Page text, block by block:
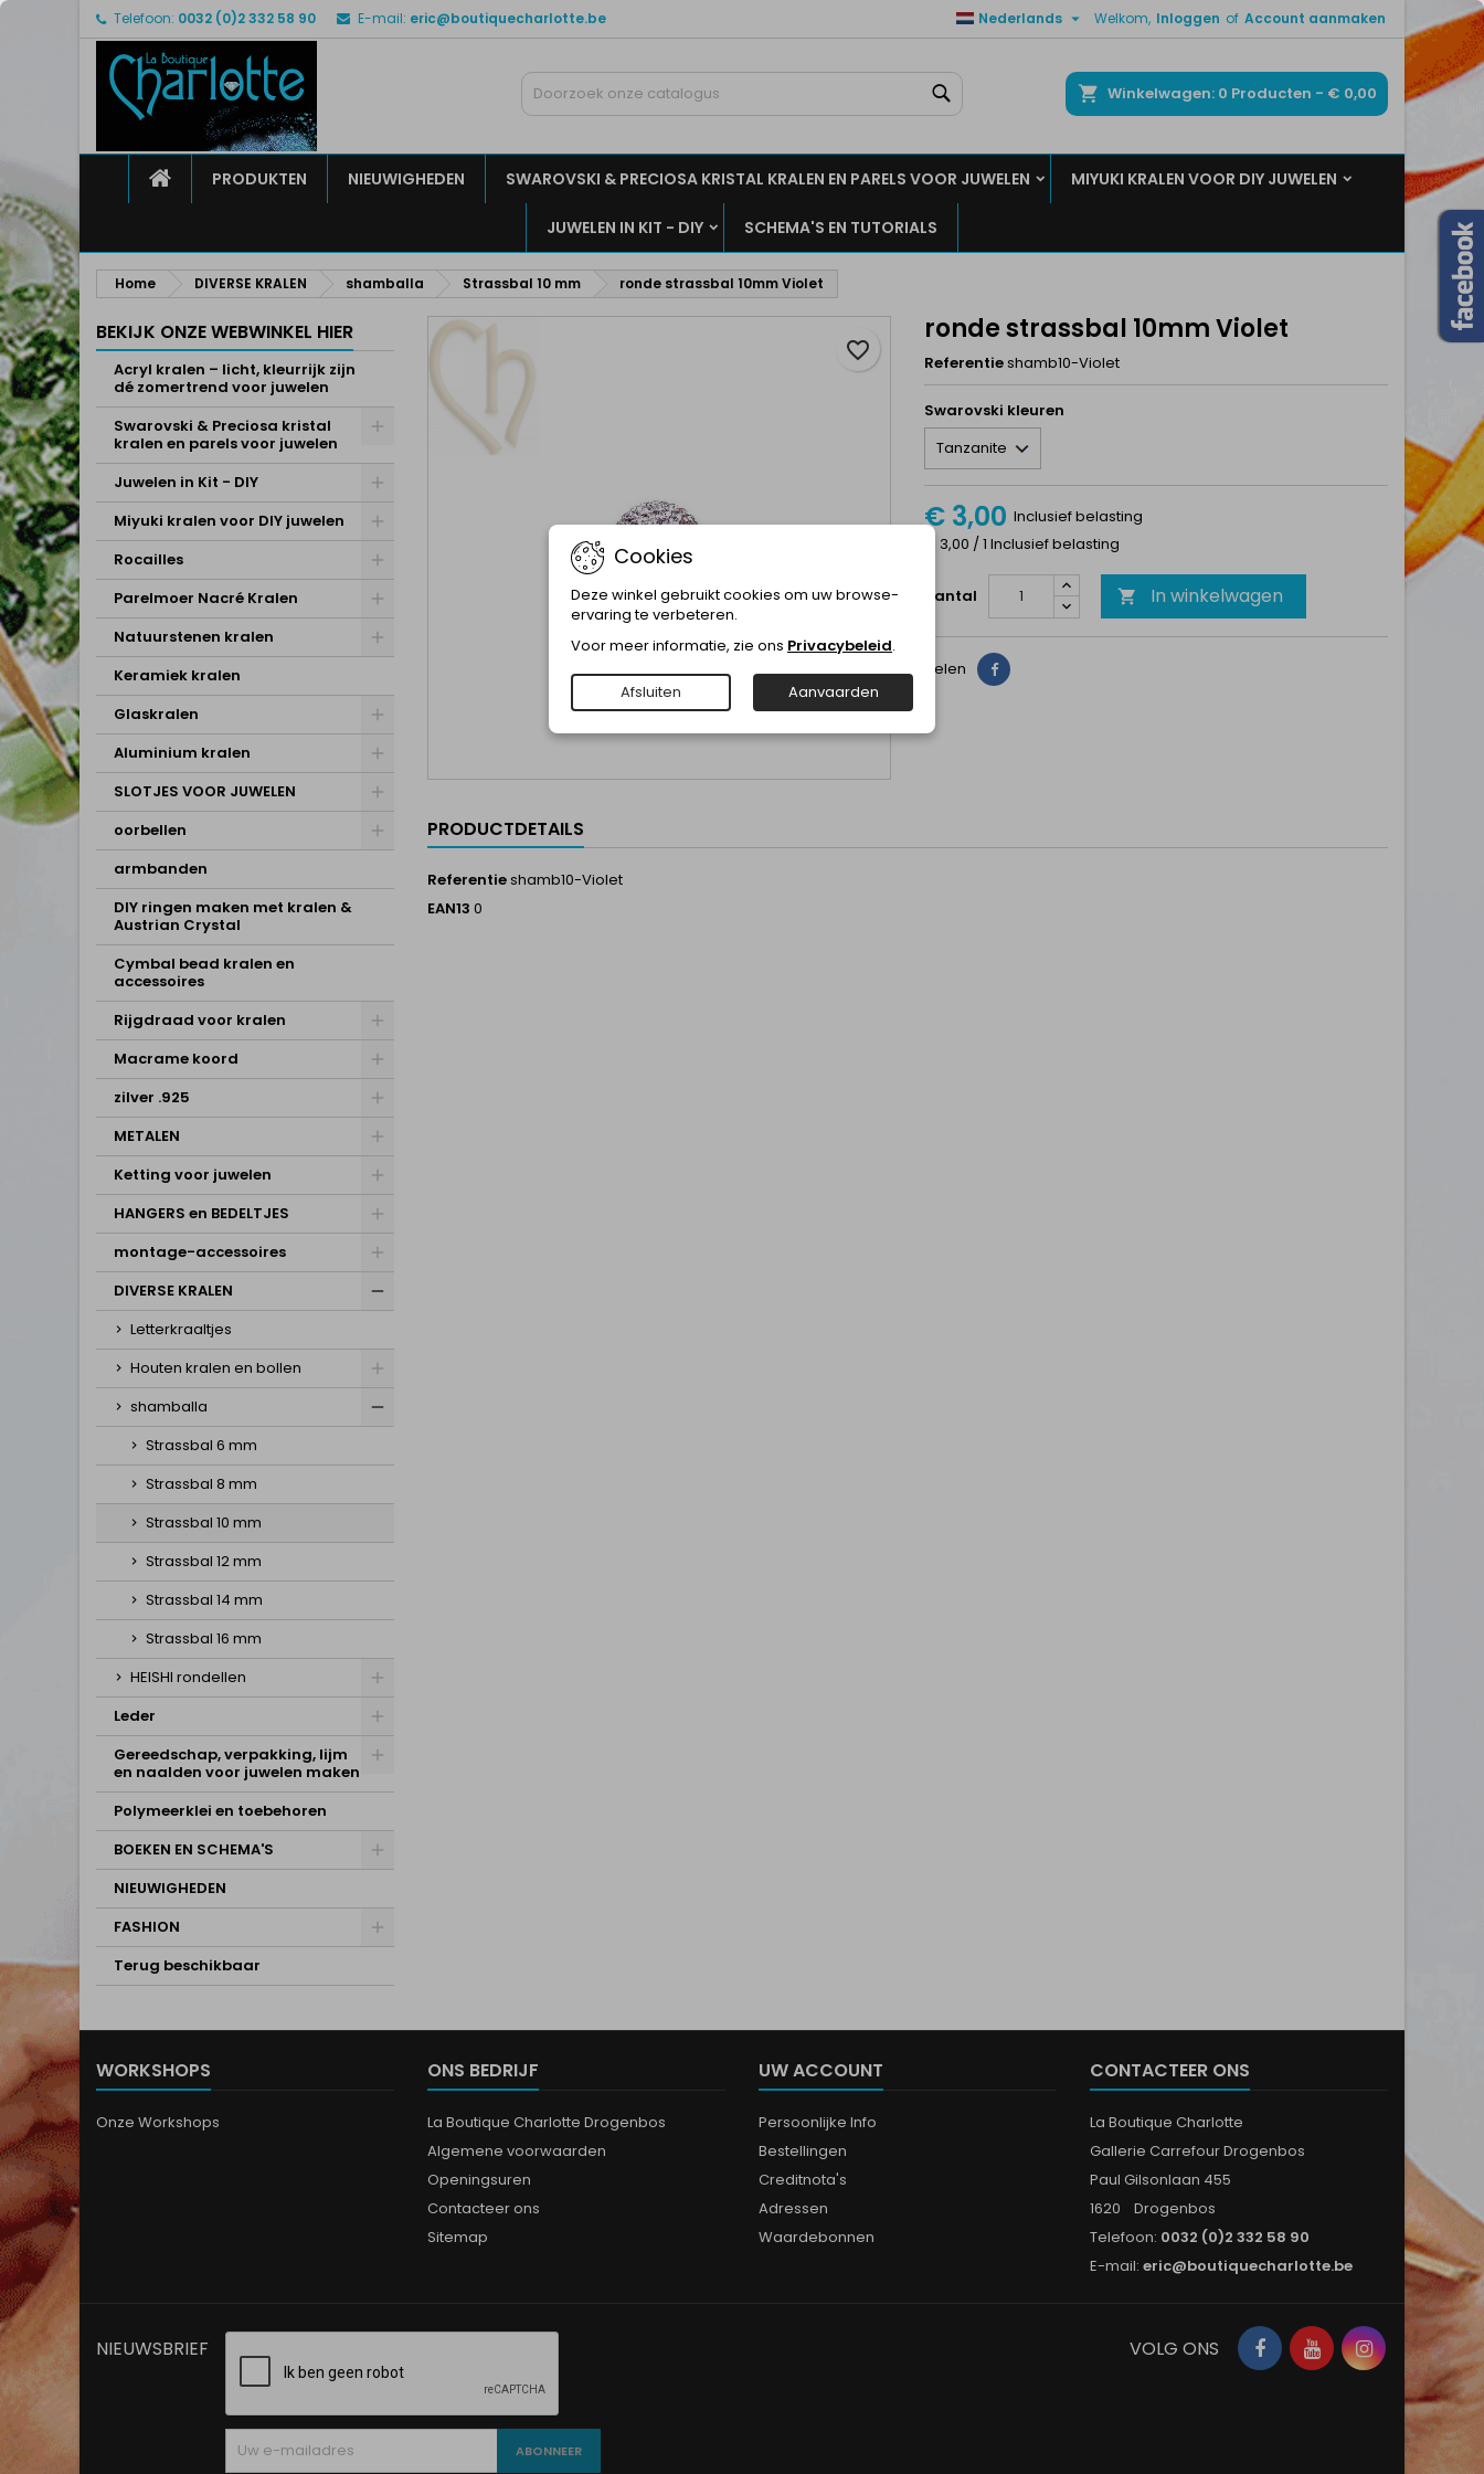
Telefoon: 0032 (0)2 332 58 90 E-mail: eric@boutiquecharlotte.be Welkom, Inloggen of Account aanmaken
Nederlands 
Winkelwagen 0 Producten - € 0,00
HOMEPRODUKTEN NIEUWIGHEDEN SWAROVSKI & PRECIOSA KRISTAL KRALEN EN PARELS VOOR JUWELEN MIYUKI KRALEN VOOR DIY JUWELEN
JUWELEN IN KIT - DIY SCHEMA'S EN TUTORIALS
Home DIVERSE KRALEN shamballa Strassbal 10 mm ronde strassbal 10mm Violet
BEKIJK ONZE WEBWINKEL HIER
Acryl kralen – licht, kleurrijk zijn
dé zomertrend voor juwelen
Swarovski & Preciosa kristal
kralen en parels voor juwelen
Juwelen in Kit - DIY
Miyuki kralen voor DIY juwelen
Rocailles
Parelmoer Nacré Kralen
Natuurstenen kralen
Keramiek kralen
Glaskralen
Aluminium kralen
SLOTJES VOOR JUWELEN
oorbellen
armbanden
DIY ringen maken met kralen &
Austrian Crystal
Cymbal bead kralen en
accessoires
Rijgdraad voor kralen
Macrame koord
zilver .925
METALEN
Ketting voor juwelen
HANGERS en BEDELTJES
montage-accessoires
DIVERSE KRALEN
Letterkraaltjes
Houten kralen en bollen
shamballa
Strassbal 6 mm
Strassbal 8 mm
Strassbal 10 mm
Strassbal 12 mm
Strassbal 14 mm
Strassbal 16 mm
HEISHI rondellen
Leder
Gereedschap, verpakking, lijm
en naalden voor juwelen maken
Polymeerklei en toebehoren
BOEKEN EN SCHEMA'S
NIEUWIGHEDEN
FASHION
Terug beschikbaar
ronde strassbal 10mm Violet
Referentieshamb10-Violet
Swarovski kleuren
€ 3,00 Inclusief belasting
€ 3,00 / 1 Inclusief belasting
Aantal  In winkelwagen
favorite_border
Delen Delen
PRODUCTDETAILS
Referentieshamb10-Violet
EAN13 0
WORKSHOPS
Onze Workshops
ONS BEDRIJF
La Boutique Charlotte Drogenbos
Algemene voorwaarden
Openingsuren
Contacteer ons
Sitemap
UW ACCOUNT
Persoonlijke Info
Bestellingen
Creditnota's
Adressen
Waardebonnen
CONTACTEER ONS
La Boutique Charlotte
Gallerie Carrefour Drogenbos
Paul Gilsonlaan 455
1620 Drogenbos
Telefoon: 0032 (0)2 332 58 90
E-mail: eric@boutiquecharlotte.be
Mijn verlanglijsten
Maak een lijst
Maak een verlanglijst
Inloggen
U moet ingelogd zijn om producten in uw verlanglijst op te slaan.
Annuleren Inloggen
Cookies
Deze winkel gebruikt cookies om uw browse-
ervaring te verbeteren.
Voor meer informatie, zie ons Privacybeleid.
Afsluiten Aanvaarden
NIEUWSBRIEF FacebookYouTubeInstagram
VOLG ONS